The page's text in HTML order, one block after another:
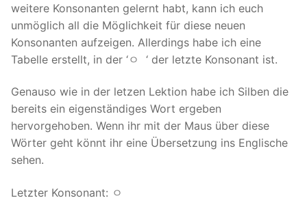
weitere Konsonanten gelernt habt, kann ich euch
unmöglich all die Möglichkeit für diese neuen
Konsonanten aufzeigen. Allerdings habe ich eine
Tabelle erstellt, in der ‘ㅇ ‘ der letzte Konsonant ist.
Genauso wie in der letzen Lektion habe ich Silben die
bereits ein eigenständiges Wort ergeben
hervorgehoben. Wenn ihr mit der Maus über diese
Wörter geht könnt ihr eine Übersetzung ins Englische
sehen.
Letzter Konsonant: ㅇ